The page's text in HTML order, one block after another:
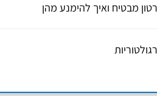
מבטיח ואיך להימנע מהן